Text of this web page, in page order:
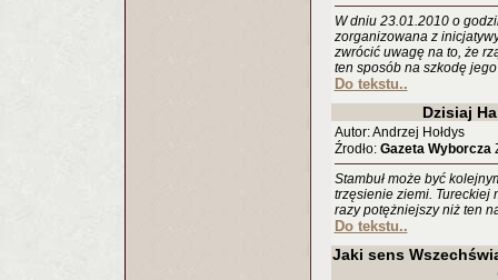
W dniu 23.01.2010 o
zorganizowana z
zwrócić uwagę na to, że
ten sposób na szkodę
Do tekstu..
Dzisiaj
Autor: Andrzej Hołdys
Źrodło: Gazeta Wyborcza
Stambuł może być
trzęsienie ziemi. Tureckiej
razy potężniejszy niż ten
Do tekstu..
Jaki sens